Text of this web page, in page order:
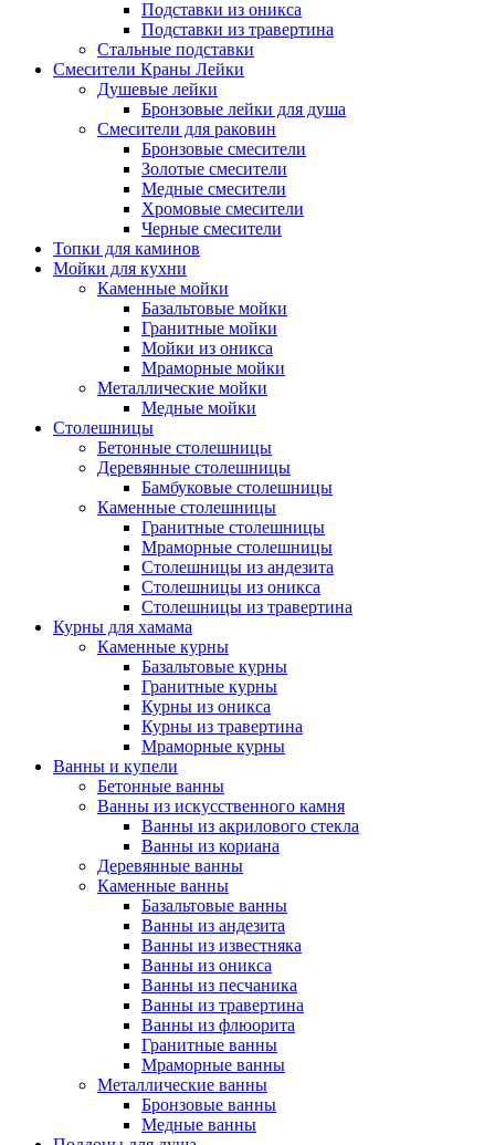
Подставки из оникса
Подставки из травертина
Стальные подставки
Смесители Краны Лейки
Душевые лейки
Бронзовые лейки для душа
Смесители для раковин
Бронзовые смесители
Золотые смесители
Медные смесители
Хромовые смесители
Черные смесители
Топки для каминов
Мойки для кухни
Каменные мойки
Базальтовые мойки
Гранитные мойки
Мойки из оникса
Мраморные мойки
Металлические мойки
Медные мойки
Столешницы
Бетонные столешницы
Деревянные столешницы
Бамбуковые столешницы
Каменные столешницы
Гранитные столешницы
Мраморные столешницы
Столешницы из андезита
Столешницы из оникса
Столешницы из травертина
Курны для хамама
Каменные курны
Базальтовые курны
Гранитные курны
Курны из оникса
Курны из травертина
Мраморные курны
Ванны и купели
Бетонные ванны
Ванны из искусственного камня
Ванны из акрилового стекла
Ванны из кориана
Деревянные ванны
Каменные ванны
Базальтовые ванны
Ванны из андезита
Ванны из известняка
Ванны из оникса
Ванны из песчаника
Ванны из травертина
Ванны из флюорита
Гранитные ванны
Мраморные ванны
Металлические ванны
Бронзовые ванны
Медные ванны